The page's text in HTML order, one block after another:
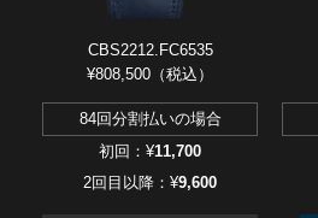
CBS2212.FC6535
¥808,500（税込）
84回分割払いの場合
初回：¥11,700
2回目以降：¥9,600